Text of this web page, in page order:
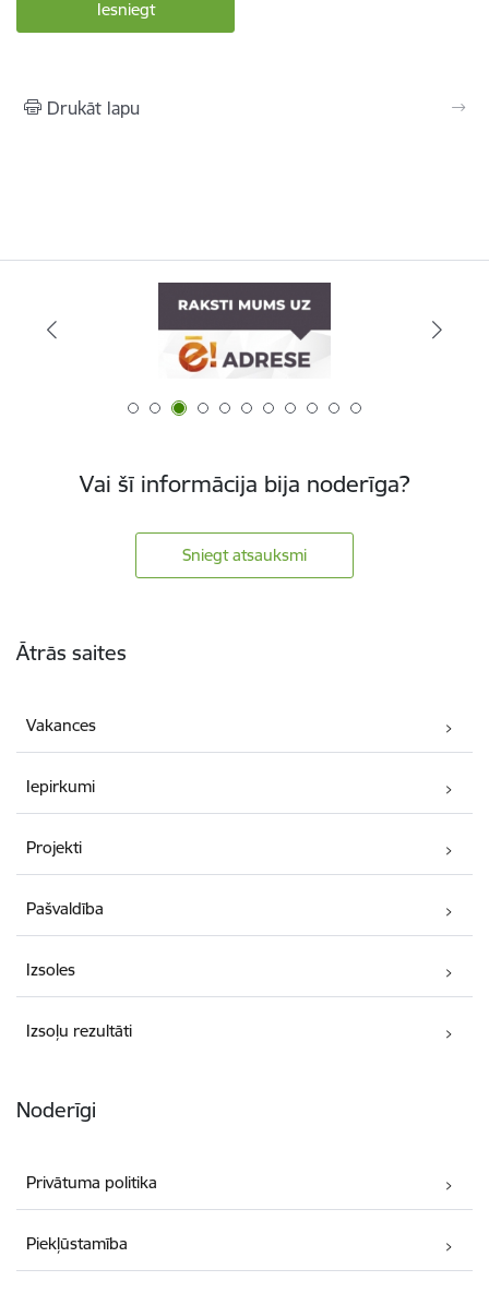
Drukāt lapu
Vai šī informācija bija noderīga?
Sniegt atsauksmi
Ātrās saites
Vakances
Iepirkumi
Projekti
Pašvaldība
Izsoles
Izsoļu rezultāti
Noderīgi
Privātuma politika
Piekļūstamība